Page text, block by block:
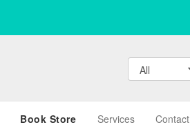
Book Store Services Contact